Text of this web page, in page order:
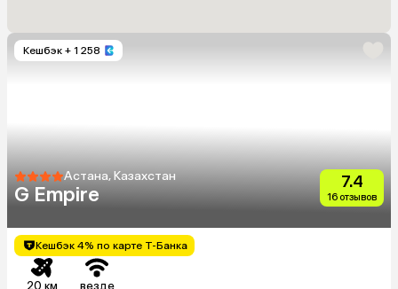
Кешбэк + 1 258
Астана, Казахстан
G Empire
7.4
16 отзывов
Кешбэк 4% по карте Т-Банка
20 км везде